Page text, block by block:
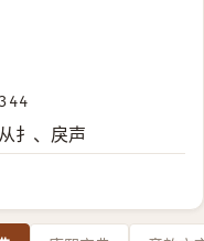
扌、戾声